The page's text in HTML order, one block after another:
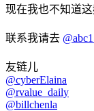
现在我也不知道
联系我请去
友链儿
@cyberElaina
@rvalue_daily
@billchenla